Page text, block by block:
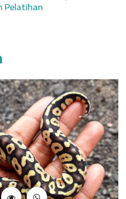
Pelatihan